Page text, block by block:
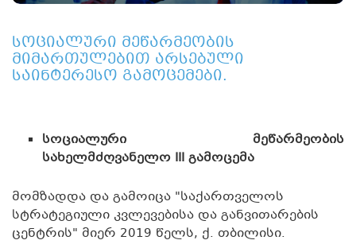
სოციალური მეწარმეობის
მიმართულებით არსებული
საინტერესო გამოცემები.
სოციალური მეწარმეობის
სახელმძღვანელო III გამოცემა
მომზადდა და გამოიცა "საქართველოს
სტრატეგიული კვლევებისა და განვითარების
ცენტრის" მიერ 2019 წელს, ქ. თბილისი.